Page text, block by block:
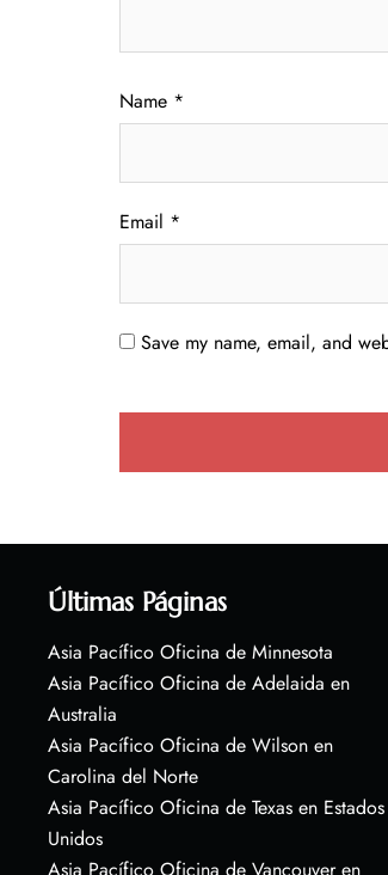
Name *
Email *
Save my name, email, and
Últimas Páginas
Asia Pacífico Oficina de Minnesota
Asia Pacífico Oficina de Adelaida en
Australia
Asia Pacífico Oficina de Wilson en
Carolina del Norte
Asia Pacífico Oficina de Texas en Estados
Unidos